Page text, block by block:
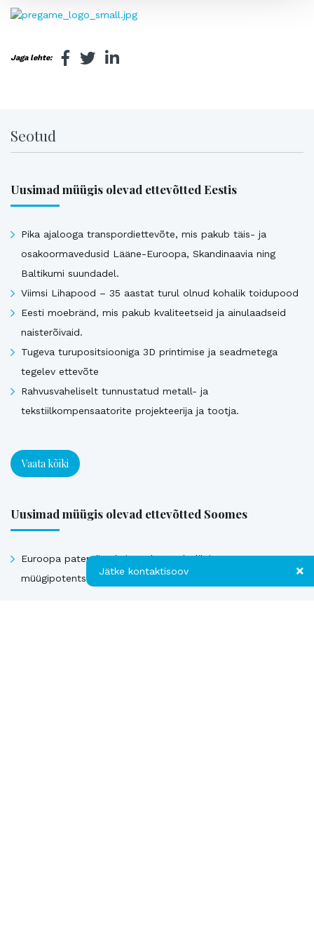
Jaga lehte:
Seotud
Uusimad müügis olevad ettevõtted Eestis
Pika ajalooga transpordiettevõte, mis pakub täis- ja
osakoormavedusid Lääne-Euroopa, Skandinaavia ning
Baltikumi suundadel.
Viimsi Lihapood – 35 aastat turul olnud kohalik toidupood
Eesti moebränd, mis pakub kvaliteetseid ja ainulaadseid
naisterõivaid.
Tugeva turupositsiooniga 3D printimise ja seadmetega
tegelev ettevõte
Rahvusvaheliselt tunnustatud metall- ja
tekstiilkompensaatorite projekteerija ja tootja.
Vaata kõiki
Uusimad müügis olevad ettevõtted Soomes
Euroopa patendiga kaitstud uuenduslik ja suure
müügipotentsiaaliga toode – Hübriid-vihmaveekaevud.
Jätke kontaktisoov